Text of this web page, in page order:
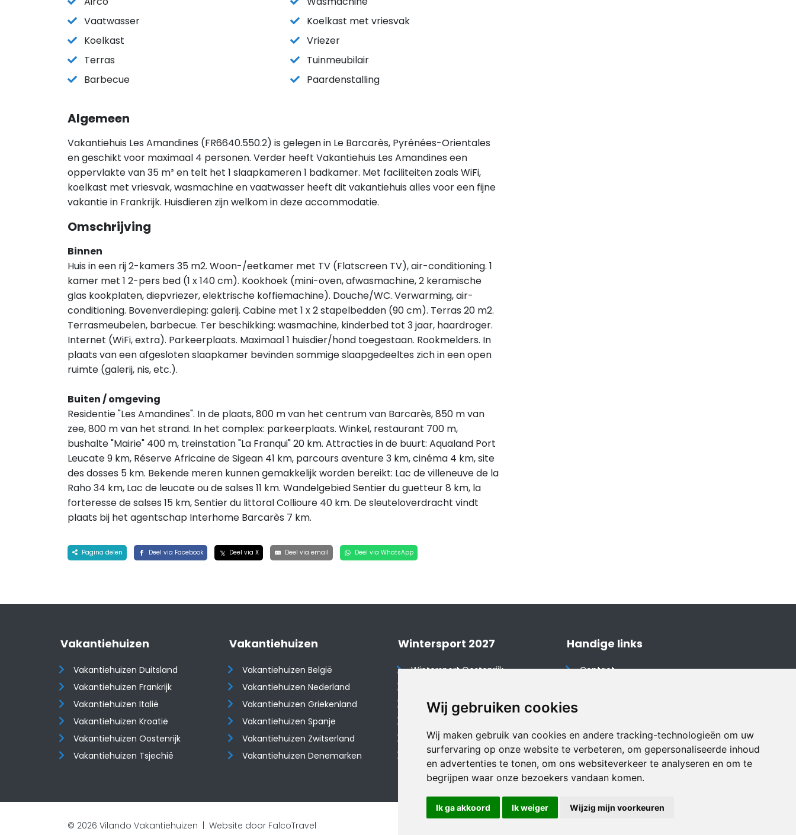
Wij gebruiken cookies
Wij maken gebruik van cookies en andere tracking-technologieën om uw
surfervaring op onze website te verbeteren, om gepersonaliseerde inhoud
en advertenties te tonen, om ons websiteverkeer te analyseren en om te
begrijpen waar onze bezoekers vandaan komen.
Ik ga akkoord Ik weiger Wijzig mijn voorkeuren
Vaatwasser
Koelkast met vriesvak
Koelkast
Vriezer
Terras
Tuinmeubilair
Barbecue
Paardenstalling
Algemeen
Vakantiehuis Les Amandines (FR6640.550.2) is gelegen in Le Barcarès, Pyrénées-Orientales
en geschikt voor maximaal 4 personen. Verder heeft Vakantiehuis Les Amandines een
oppervlakte van 35 m² en telt het 1 slaapkameren 1 badkamer. Met faciliteiten zoals WiFi,
koelkast met vriesvak, wasmachine en vaatwasser heeft dit vakantiehuis alles voor een fijne
vakantie in Frankrijk. Huisdieren zijn welkom in deze accommodatie.
Omschrijving
Binnen
Huis in een rij 2-kamers 35 m2. Woon-/eetkamer met TV (Flatscreen TV), air-conditioning. 1
kamer met 1 2-pers bed (1 x 140 cm). Kookhoek (mini-oven, afwasmachine, 2 keramische
glas kookplaten, diepvriezer, elektrische koffiemachine). Douche/WC. Verwarming, air-
conditioning. Bovenverdieping: galerij. Cabine met 1 x 2 stapelbedden (90 cm). Terras 20 m2.
Terrasmeubelen, barbecue. Ter beschikking: wasmachine, kinderbed tot 3 jaar, haardroger.
Internet (WiFi, extra). Parkeerplaats. Maximaal 1 huisdier/hond toegestaan. Rookmelders. In
plaats van een afgesloten slaapkamer bevinden sommige slaapgedeeltes zich in een open
ruimte (galerij, nis, etc.).
Buiten / omgeving
Residentie "Les Amandines". In de plaats, 800 m van het centrum van Barcarès, 850 m van
zee, 800 m van het strand. In het complex: parkeerplaats. Winkel, restaurant 700 m,
bushalte "Mairie" 400 m, treinstation "La Franqui" 20 km. Attracties in de buurt: Aqualand Port
Leucate 9 km, Réserve Africaine de Sigean 41 km, parcours aventure 3 km, cinéma 4 km, site
des dosses 5 km. Bekende meren kunnen gemakkelijk worden bereikt: Lac de villeneuve de la
Raho 34 km, Lac de leucate ou de salses 11 km. Wandelgebied Sentier du guetteur 8 km, la
forteresse de salses 15 km, Sentier du littoral Collioure 40 km. De sleuteloverdracht vindt
plaats bij het agentschap Interhome Barcarès 7 km.
Pagina delen Deel via Facebook Deel via X Deel via email Deel via WhatsApp
Vakantiehuizen
Vakantiehuizen Duitsland
Vakantiehuizen Frankrijk
Vakantiehuizen Italië
Vakantiehuizen Kroatië
​​​​​​​Vakantiehuizen Oostenrijk
Vakantiehuizen Tsjechië
Vakantiehuizen
Vakantiehuizen België
Vakantiehuizen Nederland
Vakantiehuizen Griekenland
Vakantiehuizen Spanje
​​​​​​​Vakantiehuizen Zwitserland
Vakantiehuizen Denemarken
Wintersport 2027
Wintersport Oostenrijk
Wintersport Tsjechië
Wintersport Duitsland
Wintersport Italië
Handige links
Contact
Disclaimer
Vakantiehuis website
© 2026 Vilando Vakantiehuizen | Website door FalcoTravel